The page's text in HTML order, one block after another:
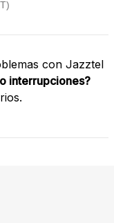
con Jazztel
interrupciones?